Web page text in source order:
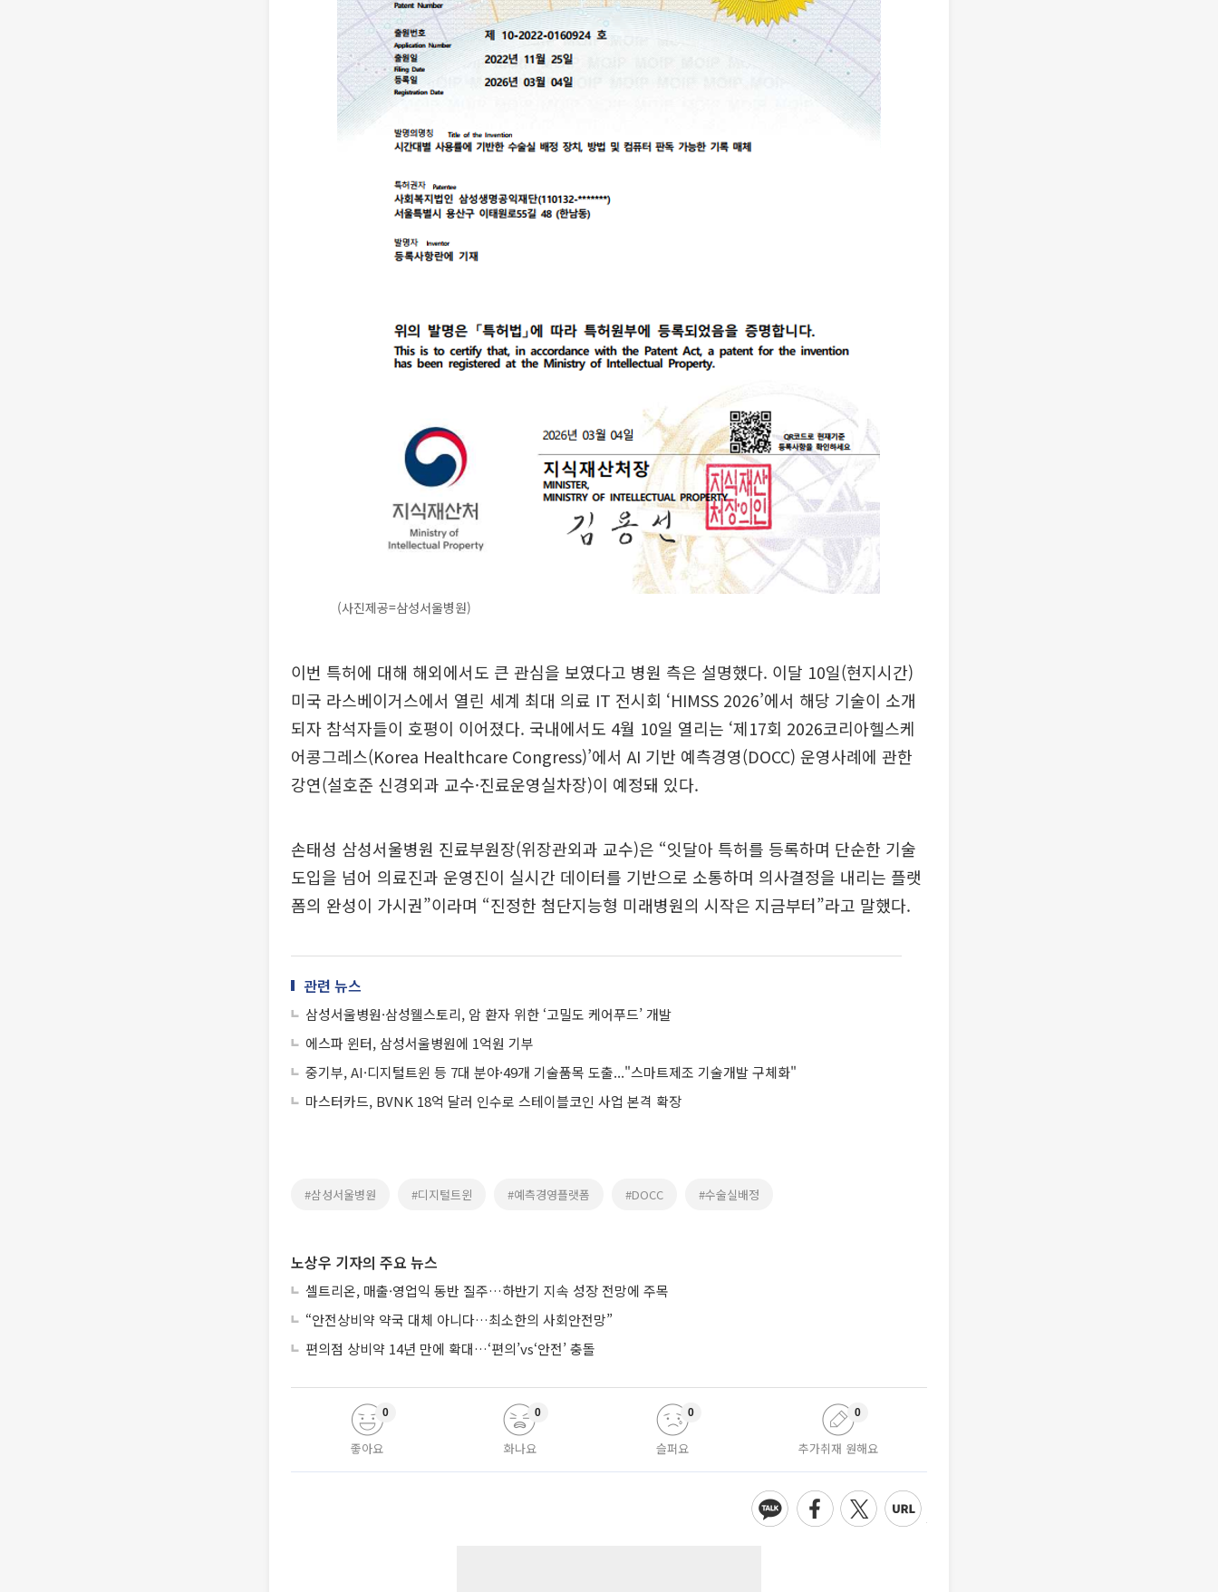
(사진제공=삼성서울병원)
이번 특허에 대해 해외에서도 큰 관심을 보였다고 병원 측은 설명했다. 이달 10일(현지시간)
미국 라스베이거스에서 열린 세계 최대 의료 IT 전시회 ‘HIMSS 2026’에서 해당 기술이 소개
되자 참석자들이 호평이 이어졌다. 국내에서도 4월 10일 열리는 ‘제17회 2026코리아헬스케
어콩그레스(Korea Healthcare Congress)’에서 AI 기반 예측경영(DOCC) 운영사례에 관한
강연(설호준 신경외과 교수·진료운영실차장)이 예정돼 있다.
손태성 삼성서울병원 진료부원장(위장관외과 교수)은 “잇달아 특허를 등록하며 단순한 기술
도입을 넘어 의료진과 운영진이 실시간 데이터를 기반으로 소통하며 의사결정을 내리는 플랫
폼의 완성이 가시권”이라며 “진정한 첨단지능형 미래병원의 시작은 지금부터”라고 말했다.
관련 뉴스
삼성서울병원·삼성웰스토리, 암 환자 위한 ‘고밀도 케어푸드’ 개발
에스파 윈터, 삼성서울병원에 1억원 기부
중기부, AI·디지털트윈 등 7대 분야·49개 기술품목 도출..."스마트제조 기술개발 구체화"
마스터카드, BVNK 18억 달러 인수로 스테이블코인 사업 본격 확장
#삼성서울병원 #디지털트윈 #예측경영플랫폼 #DOCC #수술실배정
노상우 기자의 주요 뉴스
셀트리온, 매출·영업익 동반 질주…하반기 지속 성장 전망에 주목
“안전상비약 약국 대체 아니다…최소한의 사회안전망”
편의점 상비약 14년 만에 확대…‘편의’vs‘안전’ 충돌
좋아요
0
화나요
0
슬퍼요
0
추가취재 원해요
0